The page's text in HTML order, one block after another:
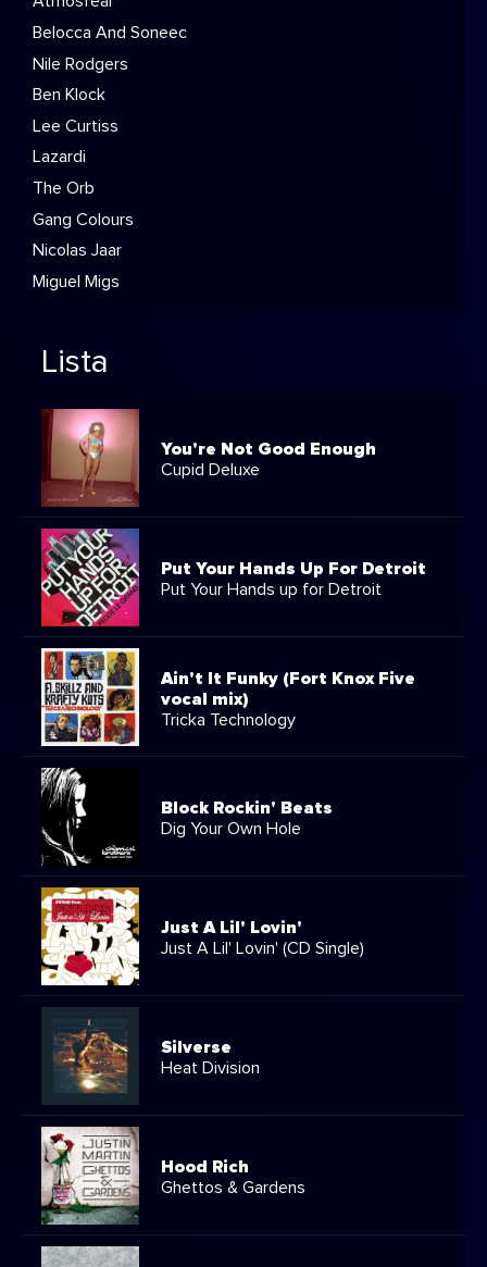
Belocca And Soneec
Nile Rodgers
Ben Klock
Lee Curtiss
Lazardi
The Orb
Gang Colours
Nicolas Jaar
Miguel Migs
Lista
You're Not Good Enough
Cupid Deluxe
Put Your Hands Up For Detroit
Put Your Hands up for Detroit
Ain't It Funky (Fort Knox Five
vocal mix)
Tricka Technology
Block Rockin' Beats
Dig Your Own Hole
Just A Lil' Lovin'
Just A Lil' Lovin' (CD Single)
Silverse
Heat Division
Hood Rich
Ghettos & Gardens